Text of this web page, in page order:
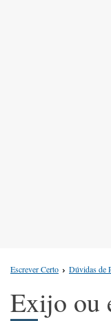
Escrever Certo Dúvidas de
Exijo ou